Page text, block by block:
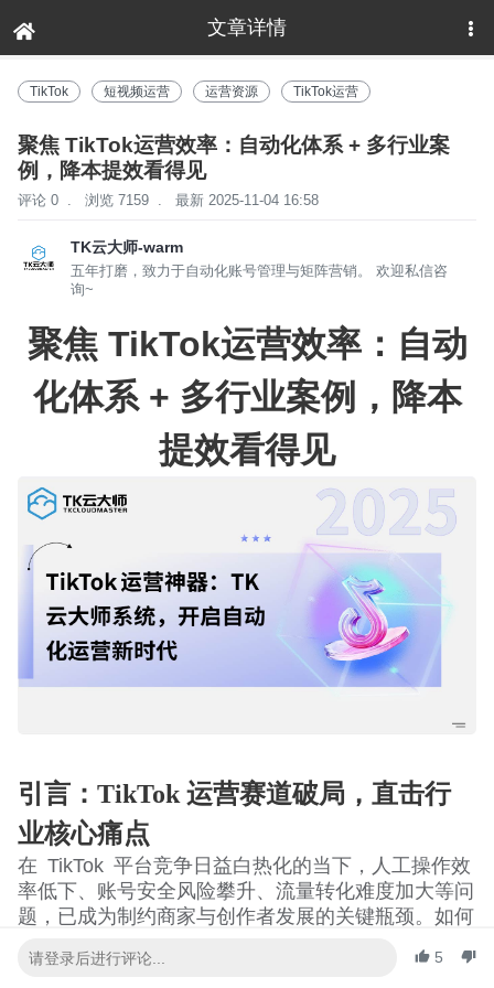
文章详情
下拉刷新
TikTok 短视频运营 运营资源 TikTok运营
聚焦 TikTok运营效率：自动化体系 + 多行业案
例，降本提效看得见
评论 0 . 浏览 7159 . 最新 2025-11-04 16:58
TK云大师-warm
五年打磨，致力于自动化账号管理与矩阵营销。 欢迎私信咨
询~
聚焦 TikTok运营效率：自动
化体系 + 多行业案例，降本
提效看得见
引言：TikTok 运营赛道破局，直击行
业核心痛点
在 TikTok 平台竞争日益白热化的当下，人工操作效
率低下、账号安全风险攀升、流量转化难度加大等问
题，已成为制约商家与创作者发展的关键瓶颈。如何
业共同探索的核心命题。本文结合实战经验与多行业
5